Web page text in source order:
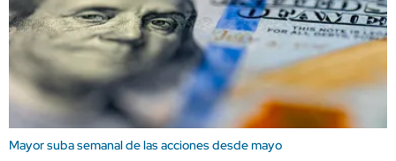
Mayor suba semanal de las acciones desde mayo